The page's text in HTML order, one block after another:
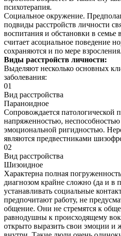
психотерапия.
Социальное окружение.
подвиды расстройств личности
воспитания и обстановки в семье
считает асоциальное поведение
сохраняются и по мере взросления.
Виды расстройств личности:
Выделяют несколько основных
заболевания:
01
Вид расстройства
Параноидное
Сопровождается патологической
напряженностью, неспособностью
эмоциональной ригидностью.
являются предвестниками
02
Вид расстройства
Шизоидное
Характерна полная
диагнозом крайне сложно (да и в
устанавливать социальные
предпочитают работу, не
общение. Они не стремятся к
равнодушны к происходящему
открыто выразить свои эмоции и